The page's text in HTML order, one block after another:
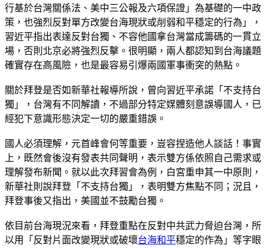
行基於台灣關係法、美中三公報及六項保證」為基礎的一中政
策，也強烈反對單方改變台海現狀或削弱和平穩定的行為」，
習近平指出表達反對台獨、不容他國拿台灣當成籌碼的一貫立
場，否則北京必將強烈反擊。很明顯，兩人都認知到台海議題
確實存在高風險，也是最容易引爆兩國軍事衝突的熱點。
關於拜登是否如新華社報導所說，曾向習近平承諾「不支持台
獨」，台灣有不同解讀，不過部分特定媒體刻意誤導國人，已
經犯下意識形態決定一切的嚴重錯誤。
國人必須理解，元首峰會何等重要，豈容捏造他人談話！事實
上，既然會後沒有發表共同聲明，表示雙方係依照自己需求或
理解發布新聞。就以此次拜習會為例，白宮重申其一中原則，
新華社則說拜登「不支持台獨」，表明雙方焦點不同；況且，
拜登事後又指出，美國並不鼓勵台獨。
依目前台海現況來看，拜登重點在反對中共武力脅迫台灣，所
以用「反對片面改變現狀或破壞台海和平穩定的作為」等字眼